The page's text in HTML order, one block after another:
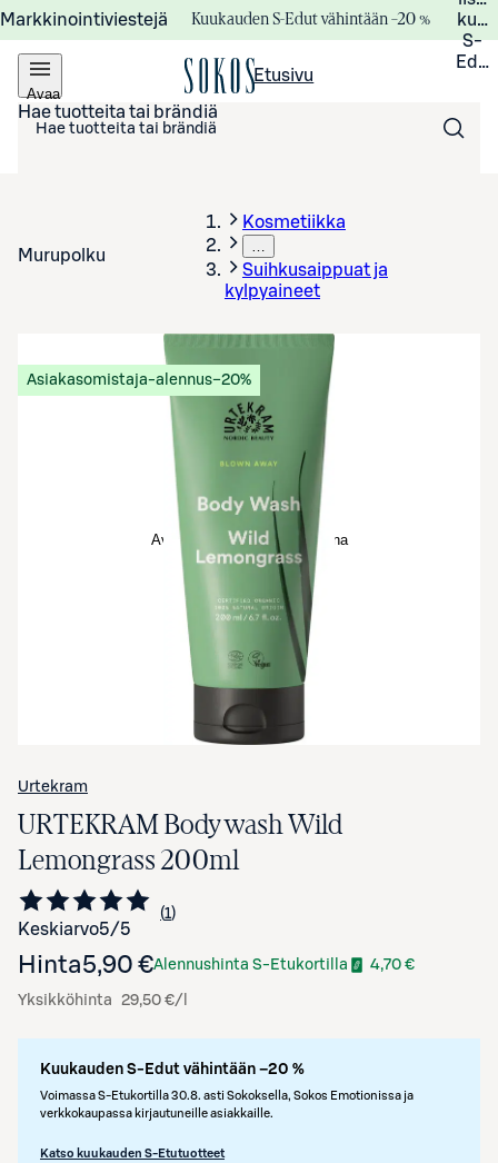
Markkinointiviestejä Kuukauden S-Edut vähintään –20 %
S-
Avaa
valikko
Etusivu
Hae tuotteita tai brändiä
Murupolku
Kosmetiikka
…
Suihkusaippuat ja
kylpyaineet
Avaa tuotekuva suurennettuna
Asiakasomistaja-alennus−20%
Urtekram
URTEKRAM Body wash Wild
Lemongrass 200ml
Keskiarvo5/5 Siirry arvioihin
1
kappale
Hinta5,90 €Alennushinta S-Etukortilla 4,70 €
Yksikköhinta 29,50 €/l
Kuukauden S-Edut vähintään –20 %
Voimassa S-Etukortilla 30.8. asti Sokoksella, Sokos Emotionissa ja
verkkokaupassa kirjautuneille asiakkaille.
Katso kuukauden S-Etutuotteet